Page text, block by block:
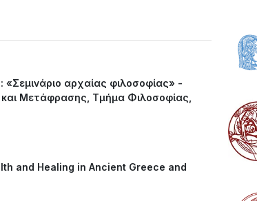
αρχαίας φιλοσοφίας» -
Μετάφρασης, Τμήμα Φιλοσοφίας,
and Healing in Ancient Greece and